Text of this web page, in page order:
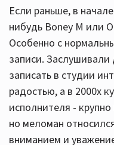
Если раньше, в
нибудь Boney M или
Особенно с
записи.
записать в студии
радостью, а в 2000х
исполнителя -
но меломан
вниманием и